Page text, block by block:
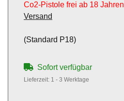
Co2-Pistole frei ab 18 Jahren
Versand
(Standard P18)
Sofort verfügbar
Lieferzeit: 1 - 3 Werktage